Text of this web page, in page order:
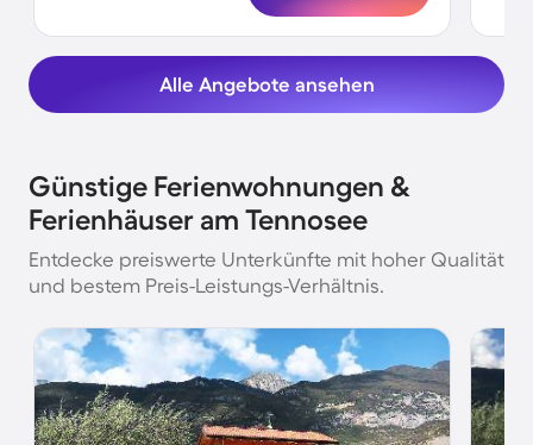
Alle Angebote ansehen
Günstige Ferienwohnungen &
Ferienhäuser am Tennosee
Entdecke preiswerte Unterkünfte mit hoher Qualität
und bestem Preis-Leistungs-Verhältnis.